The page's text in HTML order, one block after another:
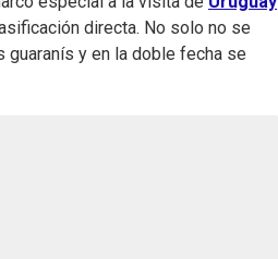
directa. No solo no se
guaranís y en la doble fecha se